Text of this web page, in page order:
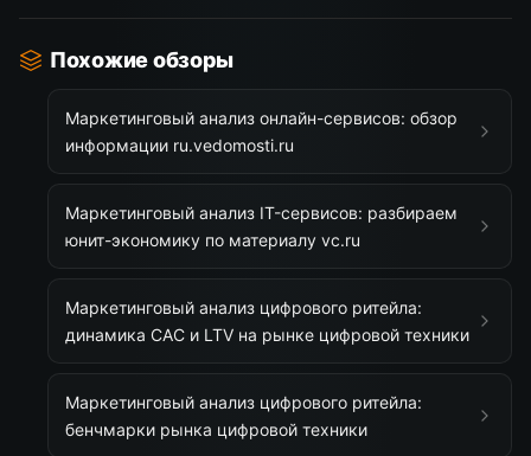
Похожие обзоры
Маркетинговый анализ онлайн-сервисов: обзор
информации ru.vedomosti.ru
Маркетинговый анализ IT-сервисов: разбираем
юнит-экономику по материалу vc.ru
Маркетинговый анализ цифрового ритейла:
динамика CAC и LTV на рынке цифровой техники
Маркетинговый анализ цифрового ритейла:
бенчмарки рынка цифровой техники